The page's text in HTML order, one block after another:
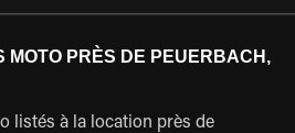
MOTO PRÈS DE PEUERBACH,
listés à la location près de